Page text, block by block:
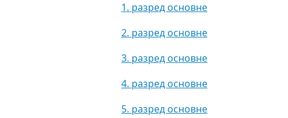
1. разред основне
2. разред основне
3. разред основне
4. разред основне
5. разред основне